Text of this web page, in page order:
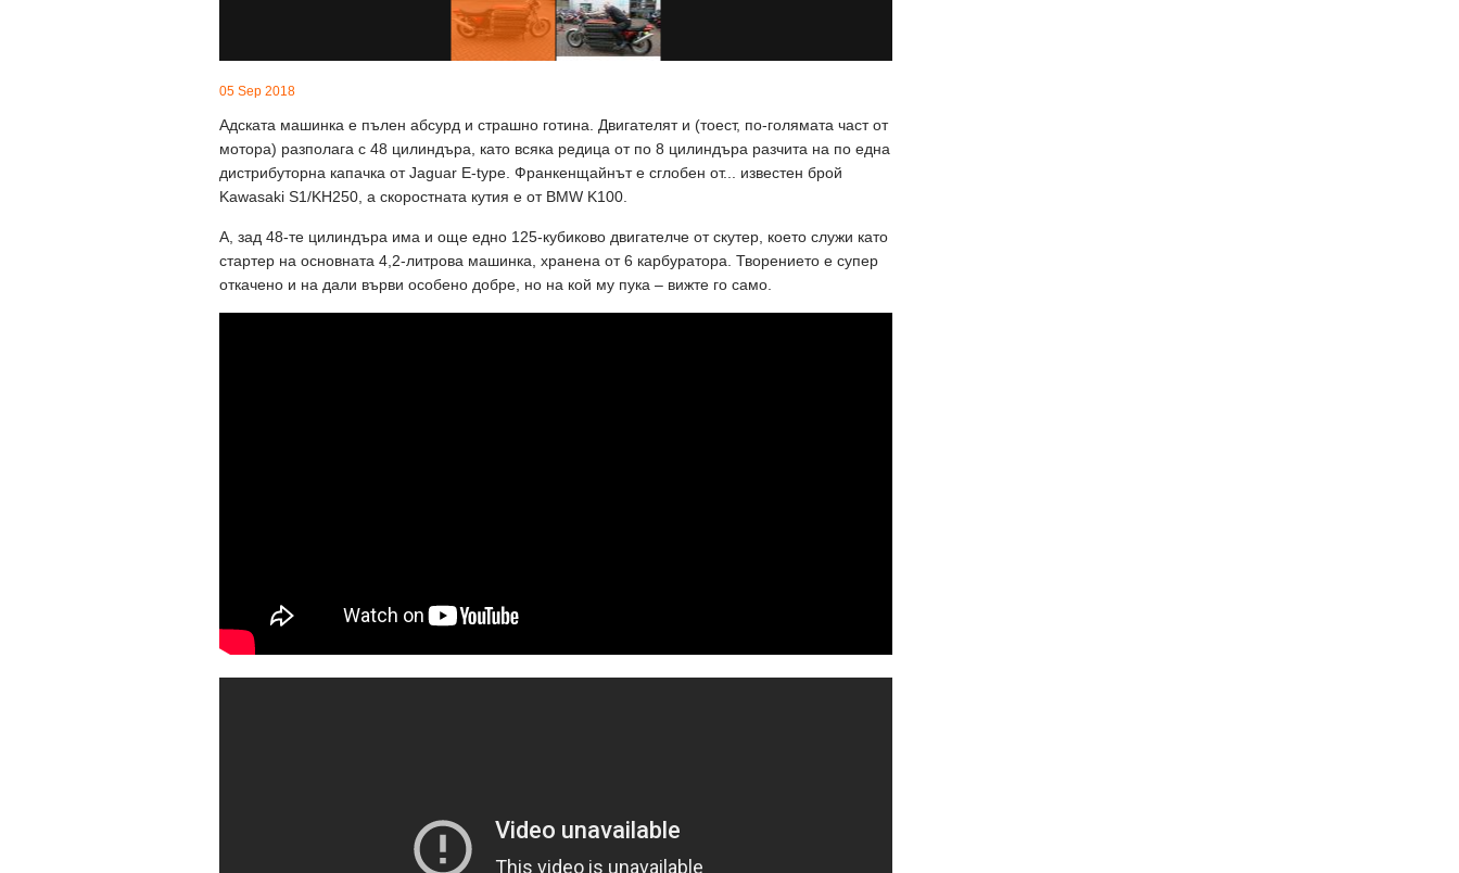
05 Sep 2018
Адската машинка е пълен абсурд и страшно готина. Двигателят и (тоест, по-голямата част от
мотора) разполага с 48 цилиндъра, като всяка редица от по 8 цилиндъра разчита на по една
дистрибуторна капачка от Jaguar E-type. Франкенщайнът е сглобен от... известен брой
Kawasaki S1/KH250, а скоростната кутия е от BMW K100.
A, зад 48-те цилиндъра има и още едно 125-кубиково двигателче от скутер, което служи като
стартер на основната 4,2-литрова машинка, хранена от 6 карбуратора. Творението е супер
откачено и на дали върви особено добре, но на кой му пука – вижте го само.